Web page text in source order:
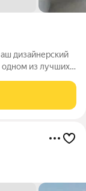
дизайнерский
одном из лучших